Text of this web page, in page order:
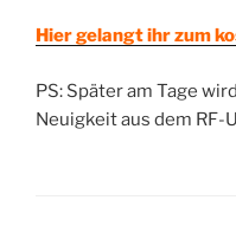
Hier gelangt ihr zum
PS: Später am Tage
Neuigkeit aus dem RF-